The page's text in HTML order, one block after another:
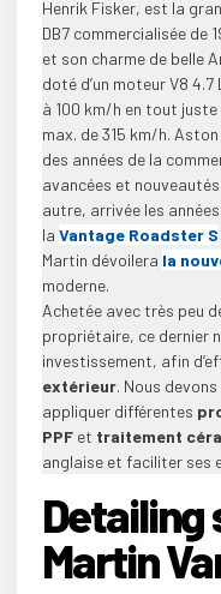
Henrik Fisker, est la
DB7 commercialisée de
et son charme de belle
doté d’un moteur V8
à 100 km/h en tout
max. de 315 km/h.
des années de la
avancées et
autre, arrivée les
la Vantage Roadster S
Martin dévoilera la
moderne.
Achetée avec très peu
propriétaire, ce dernier
investissement, afin
extérieur. Nous
appliquer différentes
PPF et traitement
anglaise et faciliter ses
Detailing
Martin